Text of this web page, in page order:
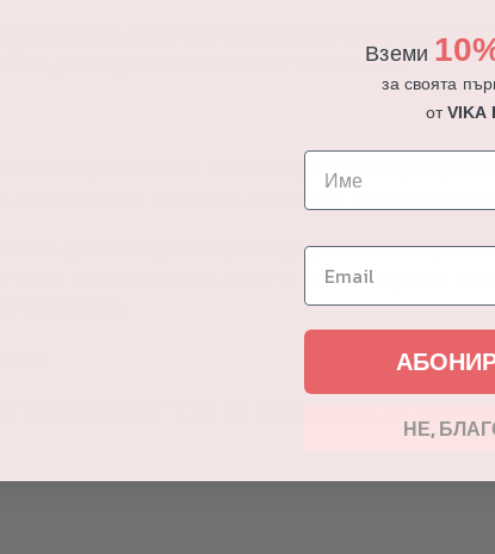
услугите, които предоставяме чрез
и да следвате посочените там стъпки.
обработваме, както и право на
преносимост на данни, оттегляне на съгласието
данни нарушава разпоредбите за защита
по някакъв начин, можете да се обърнете
данни .
Димитър" 7, ап 63, info@chesmir.bg , 0
Вземи
за своята
отVIKA
НЕ,